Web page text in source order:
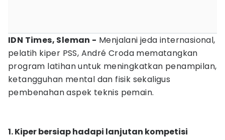
IDN Times, Sleman - Menjalani jeda internasional,
pelatih kiper PSS, André Croda mematangkan
program latihan untuk meningkatkan penampilan,
ketangguhan mental dan fisik sekaligus
pembenahan aspek teknis pemain.
1. Kiper bersiap hadapi lanjutan kompetisi